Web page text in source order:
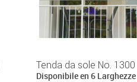
Tenda da sole No. 1300
Disponibile en 6 Larghezze